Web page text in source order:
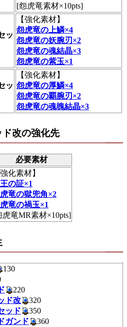
[怨虎竜素材×10pts]
ッ
【強化素材】
怨虎竜の上鱗×4
怨虎竜の妖腕刃×2
怨虎竜の魂結晶×3
怨虎竜の紫玉×1
ッ
【強化素材】
怨虎竜の厚鱗×4
怨虎竜の覇腕刃×2
怨虎竜の魂魄結晶×3
改の強化先
必要素材
強化素材】
の証×1
竜の獄兜角×2
竜の禍玉×1
虎竜MR素材×10pts]
130
220
ド改
ッド
350
ガンド 360